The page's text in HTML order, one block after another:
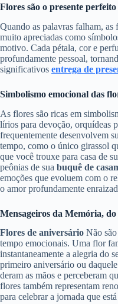
Flores são o presente
Quando as palavras falham, as
muito apreciadas como
motivo. Cada pétala, cor e
profundamente pessoal,
significativos entrega de
Simbolismo emocional das
As flores são ricas em
lírios para devoção, orquídeas
frequentemente desenvolvem
tempo, como o único girassol
que você trouxe para casa de
peônias de sua buquê de
emoções que evoluem com o
o amor profundamente
Mensageiros da Memória,
Flores de aniversário Não
tempo emocionais. Uma flor
instantaneamente a alegria do
primeiro aniversário ou
deram as mãos e perceberam
flores também representam
para celebrar a jornada que